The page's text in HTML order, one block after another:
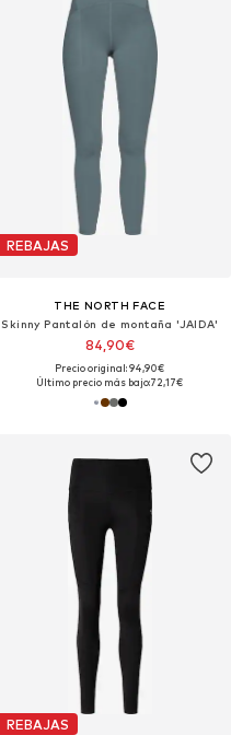
REBAJAS
THE NORTH FACE
Skinny Pantalón de montaña 'JAIDA'
84,90€
Precio original: 94,90€
Último precio más bajo:72,17€
REBAJAS